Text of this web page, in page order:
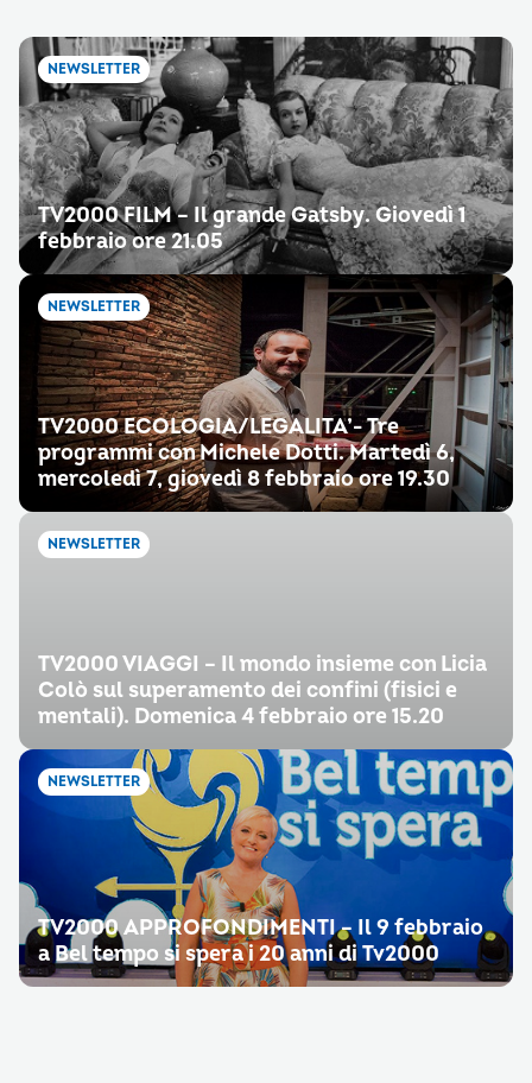
NEWSLETTER
TV2000 FILM – Il grande Gatsby. Giovedì 1
febbraio ore 21.05
NEWSLETTER
TV2000 ECOLOGIA/LEGALITA’- Tre
programmi con Michele Dotti. Martedì 6,
mercoledì 7, giovedì 8 febbraio ore 19.30
NEWSLETTER
TV2000 VIAGGI – Il mondo insieme con Licia
Colò sul superamento dei confini (fisici e
mentali). Domenica 4 febbraio ore 15.20
NEWSLETTER
TV2000 APPROFONDIMENTI – Il 9 febbraio
a Bel tempo si spera i 20 anni di Tv2000